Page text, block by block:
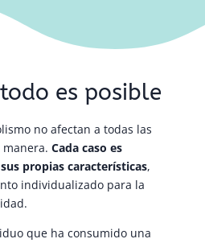
es posible
no afectan a todas las
Cada caso es
propias características,
individualizado para la
que ha consumido una